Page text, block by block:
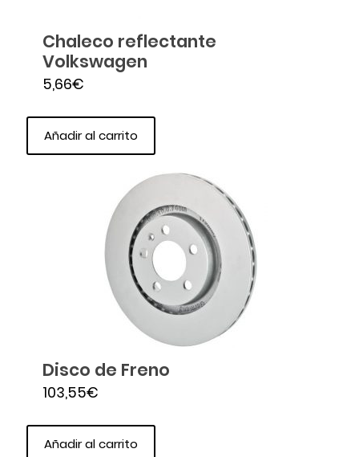
Chaleco reflectante
Volkswagen
5,66€
Añadir al carrito
Disco de Freno
103,55€
Añadir al carrito